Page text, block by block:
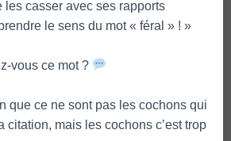
les casser avec ses rapports
le sens du mot « féral » ! »
vous ce mot ?
que ce ne sont pas les cochons qui
citation, mais les cochons c’est trop